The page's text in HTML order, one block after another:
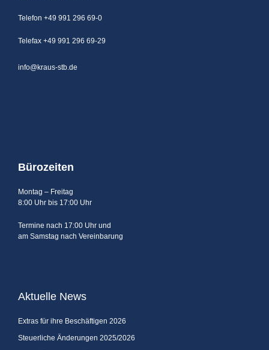
Telefon +49 991 296 69-0
Telefax +49 991 296 69-29
info@kraus-stb.de
Bürozeiten
Montag – Freitag
8:00 Uhr bis 17:00 Uhr
Termine nach 17:00 Uhr und
am Samstag nach Vereinbarung
Aktuelle News
Extras für ihre Beschäftigen 2026
Steuerliche Änderungen 2025/2026